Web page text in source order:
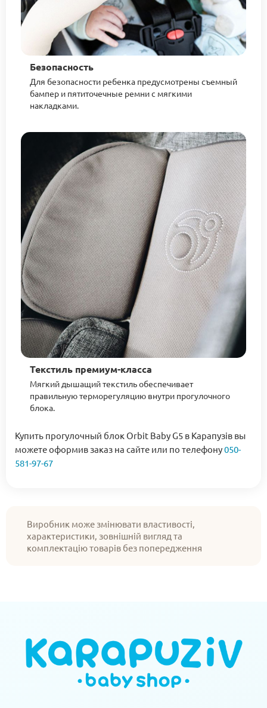
Безопасность
Для безопасности ребенка предусмотрены съемный
бампер и пятиточечные ремни с мягкими
накладками.
Текстиль премиум-класса
Мягкий дышащий текстиль обеспечивает
правильную терморегуляцию внутри прогулочного
блока.
Купить прогулочный блок Orbit Baby G5 в Карапузів вы
можете оформив заказ на сайте или по телефону050-
581-97-67
Виробник може змінювати властивості,
характеристики, зовнішній вигляд та
комплектацію товарів без попередження